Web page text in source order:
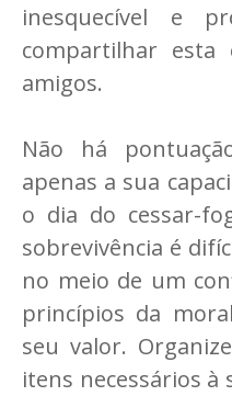
inesquecível e
compartilhar esta
amigos.
Não há
apenas a sua
o dia do cessar-
sobrevivência é
no meio de um
princípios da
seu valor.
itens necessários à